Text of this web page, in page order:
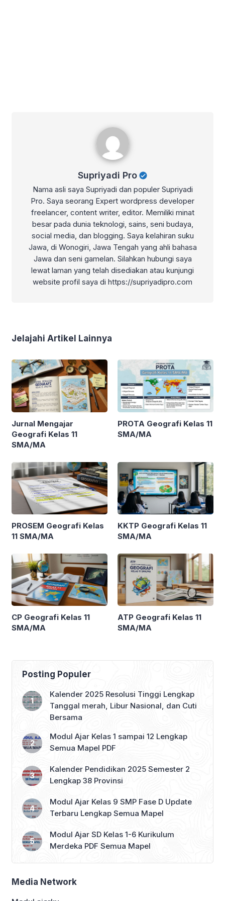
Supriyadi Pro
Nama asli saya Supriyadi dan populer Supriyadi
Pro. Saya seorang Expert wordpress developer
freelancer, content writer, editor. Memiliki minat
besar pada dunia teknologi, sains, seni budaya,
social media, dan blogging. Saya kelahiran suku
Jawa, di Wonogiri, Jawa Tengah yang ahli bahasa
Jawa dan seni gamelan. Silahkan hubungi saya
lewat laman yang telah disediakan atau kunjungi
website profil saya di https://supriyadipro.com
Jelajahi Artikel Lainnya
Jurnal Mengajar
Geografi Kelas 11
SMA/MA
PROTA Geografi Kelas 11
SMA/MA
PROSEM Geografi Kelas
11 SMA/MA
KKTP Geografi Kelas 11
SMA/MA
CP Geografi Kelas 11
SMA/MA
ATP Geografi Kelas 11
SMA/MA
Posting Populer
Kalender 2025 Resolusi Tinggi Lengkap
Tanggal merah, Libur Nasional, dan Cuti
Bersama
Modul Ajar Kelas 1 sampai 12 Lengkap
Semua Mapel PDF
Kalender Pendidikan 2025 Semester 2
Lengkap 38 Provinsi
Modul Ajar Kelas 9 SMP Fase D Update
Terbaru Lengkap Semua Mapel
Modul Ajar SD Kelas 1-6 Kurikulum
Merdeka PDF Semua Mapel
Media Network